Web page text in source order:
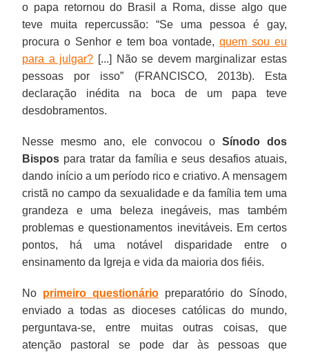
o papa retornou do Brasil a Roma, disse algo que
teve muita repercussão: “Se uma pessoa é gay,
procura o Senhor e tem boa vontade, quem sou eu
para a julgar? [...] Não se devem marginalizar estas
pessoas por isso” (FRANCISCO, 2013b). Esta
declaração inédita na boca de um papa teve
desdobramentos.
Nesse mesmo ano, ele convocou o Sínodo dos
Bispos para tratar da família e seus desafios atuais,
dando início a um período rico e criativo. A mensagem
cristã no campo da sexualidade e da família tem uma
grandeza e uma beleza inegáveis, mas também
problemas e questionamentos inevitáveis. Em certos
pontos, há uma notável disparidade entre o
ensinamento da Igreja e vida da maioria dos fiéis.
No primeiro questionário preparatório do Sínodo,
enviado a todas as dioceses católicas do mundo,
perguntava-se, entre muitas outras coisas, que
atenção pastoral se pode dar às pessoas que